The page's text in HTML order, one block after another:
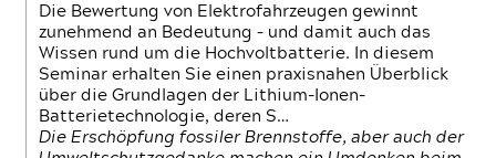
Die Bewertung von Elektrofahrzeugen gewinnt
zunehmend an Bedeutung – und damit auch das
Wissen rund um die Hochvoltbatterie. In diesem
Seminar erhalten Sie einen praxisnahen Überblick
über die Grundlagen der Lithium-Ionen-
Batterietechnologie, deren S…
Die Erschöpfung fossiler Brennstoffe, aber auch der